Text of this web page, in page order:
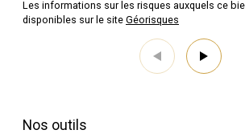
Les informations sur les risques auxquels ce
disponibles sur le site Géorisques
Nos outils